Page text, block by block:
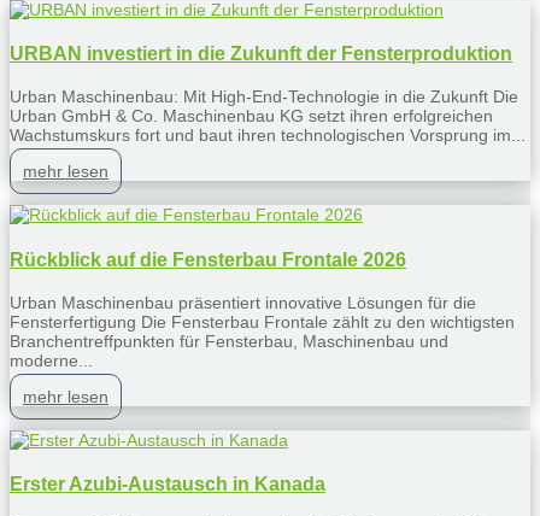
URBAN investiert in die Zukunft der Fensterproduktion
Urban Maschinenbau: Mit High-End-Technologie in die Zukunft Die
Urban GmbH & Co. Maschinenbau KG setzt ihren erfolgreichen
Wachstumskurs fort und baut ihren technologischen Vorsprung im...
mehr lesen
Rückblick auf die Fensterbau Frontale 2026
Urban Maschinenbau präsentiert innovative Lösungen für die
Fensterfertigung Die Fensterbau Frontale zählt zu den wichtigsten
Branchentreffpunkten für Fensterbau, Maschinenbau und
moderne...
mehr lesen
Erster Azubi-Austausch in Kanada